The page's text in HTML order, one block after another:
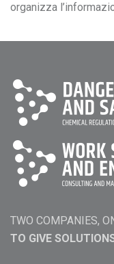
organizza
TWO COMPANIES,
TO GIVE